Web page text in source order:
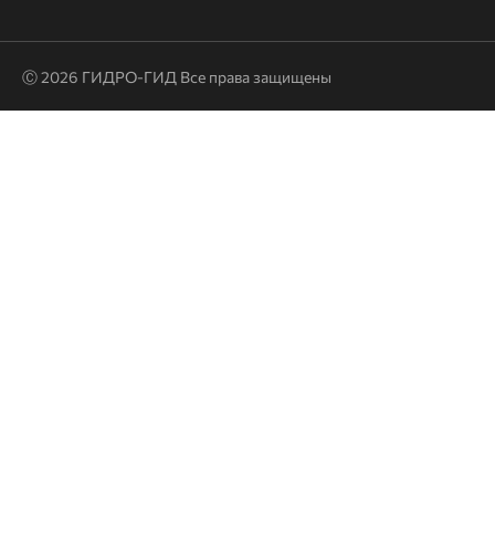
Ⓒ 2026 ГИДРО-ГИД Все права защищены